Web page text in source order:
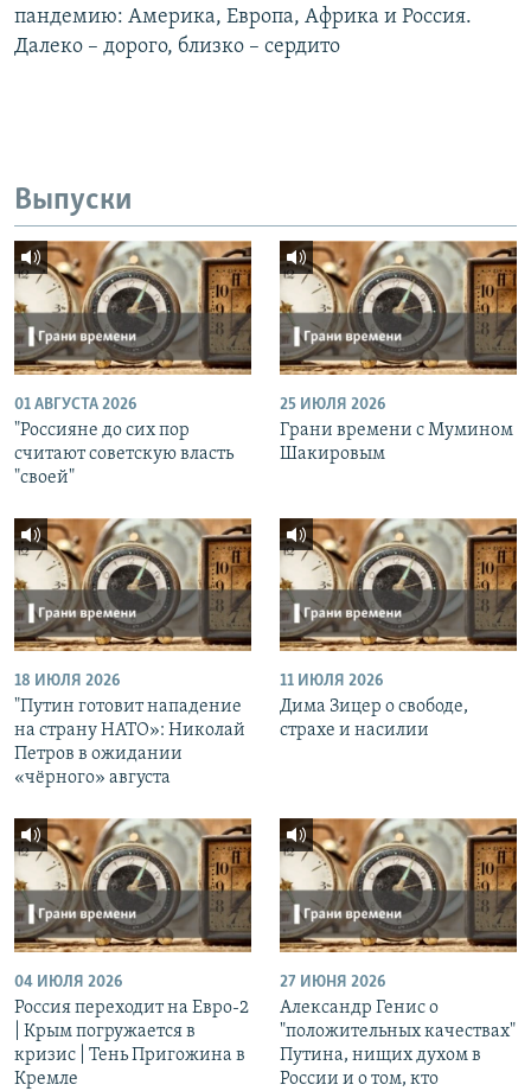
пандемию: Америка, Европа, Африка и Россия.
Далеко – дорого, близко – сердито
Выпуски
01 АВГУСТА 2026
"Россияне до сих пор
считают советскую власть
"своей"
25 ИЮЛЯ 2026
Грани времени с Мумином
Шакировым
18 ИЮЛЯ 2026
"Путин готовит нападение
на страну НАТО»: Николай
Петров в ожидании
«чёрного» августа
11 ИЮЛЯ 2026
Дима Зицер о свободе,
страхе и насилии
04 ИЮЛЯ 2026
Россия переходит на Евро-2
| Крым погружается в
кризис | Тень Пригожина в
Кремле
27 ИЮНЯ 2026
Александр Генис о
"положительных качествах"
Путина, нищих духом в
России и о том, кто